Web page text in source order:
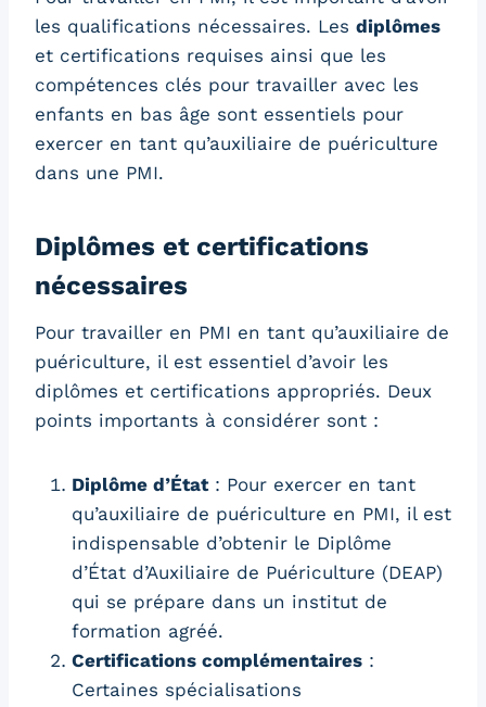
les qualifications nécessaires. Les diplômes
et certifications requises ainsi que les
compétences clés pour travailler avec les
enfants en bas âge sont essentiels pour
exercer en tant qu’auxiliaire de puériculture
dans une PMI.
Diplômes et certifications
nécessaires
Pour travailler en PMI en tant qu’auxiliaire de
puériculture, il est essentiel d’avoir les
diplômes et certifications appropriés. Deux
points importants à considérer sont :
Diplôme d’État: Pour exercer en tant
qu’auxiliaire de puériculture en PMI, il est
indispensable d’obtenir le Diplôme
d’État d’Auxiliaire de Puériculture (DEAP)
qui se prépare dans un institut de
formation agréé.
Certifications complémentaires :
Certaines spécialisations